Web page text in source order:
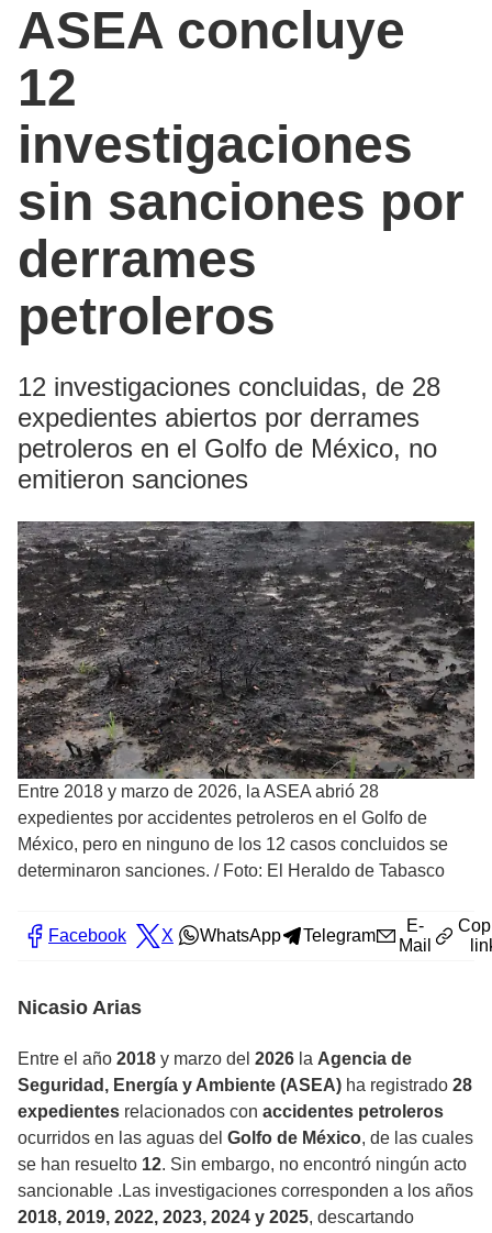
ASEA concluye
12
investigaciones
sin sanciones por
derrames
petroleros
12 investigaciones concluidas, de 28
expedientes abiertos por derrames
petroleros en el Golfo de México, no
emitieron sanciones
Entre 2018 y marzo de 2026, la ASEA abrió 28
expedientes por accidentes petroleros en el Golfo de
México, pero en ninguno de los 12 casos concluidos se
determinaron sanciones. / Foto: El Heraldo de Tabasco
Facebook X WhatsApp Telegram
E-
Mail
Nicasio Arias
Entre el año 2018 y marzo del 2026 la Agencia de
Seguridad, Energía y Ambiente (ASEA) ha registrado 28
expedientes relacionados con accidentes petroleros
ocurridos en las aguas del Golfo de México, de las cuales
se han resuelto 12. Sin embargo, no encontró ningún acto
sancionable .Las investigaciones corresponden a los años
2018, 2019, 2022, 2023, 2024 y 2025, descartando